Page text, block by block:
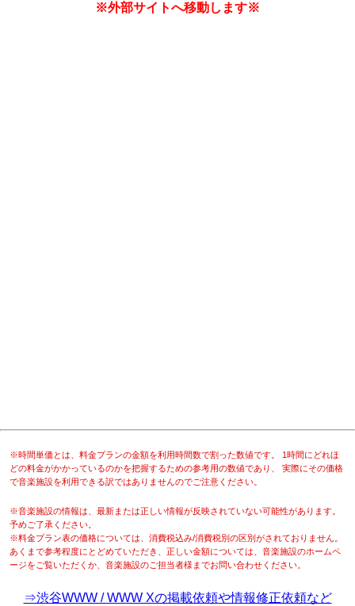
※外部サイトへ移動します※
※時間単価とは、料金プランの金額を利用時間数で割った数値です。 1時間にどれほ
どの料金がかかっているのかを把握するための参考用の数値であり、 実際にその価格
で音楽施設を利用できる訳ではありませんのでご注意ください。
※音楽施設の情報は、最新または正しい情報が反映されていない可能性があります。
予めご了承ください。
※料金プラン表の価格については、消費税込み/消費税別の区別がされておりません。
あくまで参考程度にとどめていただき、正しい金額については、音楽施設のホームペ
ージをご覧いただくか、音楽施設のご担当者様までお問い合わせください。
⇒渋谷WWW / WWW Xの掲載依頼や情報修正依頼など